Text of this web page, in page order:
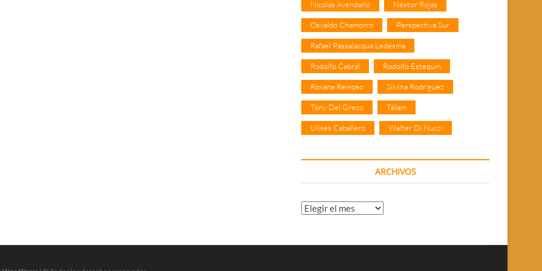
Nicolás Avendaño Néstor Rojas
Osvaldo Chamorro Perspectiva Sur
Rafael Passalacqua Ledesma
Rodolfo Cabral Rodolfo Estequin
Roxana Reinoso Silvina Rodríguez
Tony Del Greco Télam
Ulises Caballero Walter Di Nucci
ARCHIVOS
Archivos